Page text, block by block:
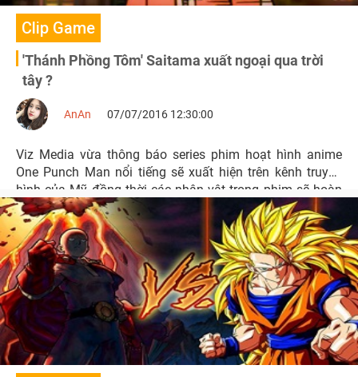
Clip Game
'Thánh Phồng Tôm' Saitama xuất ngoại qua trời
tây ?
AnAn 07/07/2016 12:30:00
Viz Media vừa thông báo series phim hoạt hình anime
One Punch Man nổi tiếng sẽ xuất hiện trên kênh truyền
hình của Mỹ đồng thời các nhân vật trong phim sẽ hoàn
toàn sử dụng ngôn ngữ quốc tế.